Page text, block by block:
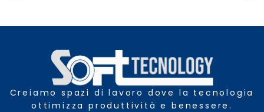
Creiamo spazi di lavoro dove la tecnologia
ottimizza produttività e benessere.